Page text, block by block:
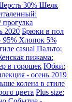
30% Шелк
2020 Брюки в пол
95% Хлопок 5%
casual Пальто:
пижама:
в горошек Юбки:
- осень 2019
колена в стиле
цвета Plus size: